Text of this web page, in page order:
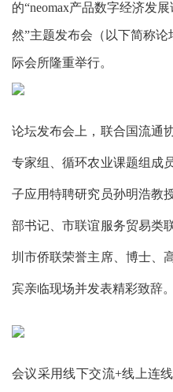
的“neomax产品数字经济发
然”主题发布会（以下简称
际会所隆重举行。
论坛发布会上，联合国流通
专家组、循环农业课题组成
子应用特聘研究员孙明浩教
部书记、市联谊服务贸易类
圳市侨联荣誉主席、博士、
宾亲临现场并发表精彩致辞。
会议采用线下交流+线上连